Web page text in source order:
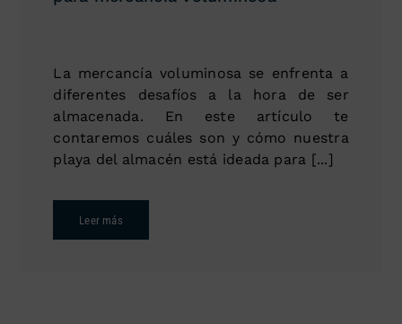
La mercancía voluminosa se enfrenta a
diferentes desafíos a la hora de ser
almacenada. En este artículo te
contaremos cuáles son y cómo nuestra
playa del almacén está ideada para [...]
Leer más